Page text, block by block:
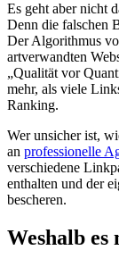
Es geht aber nicht
Denn die falschen
Der Algorithmus
artverwandten
„Qualität vor
mehr, als viele
Ranking.
Wer unsicher ist,
an professionelle
verschiedene
enthalten und der
bescheren.
Weshalb es